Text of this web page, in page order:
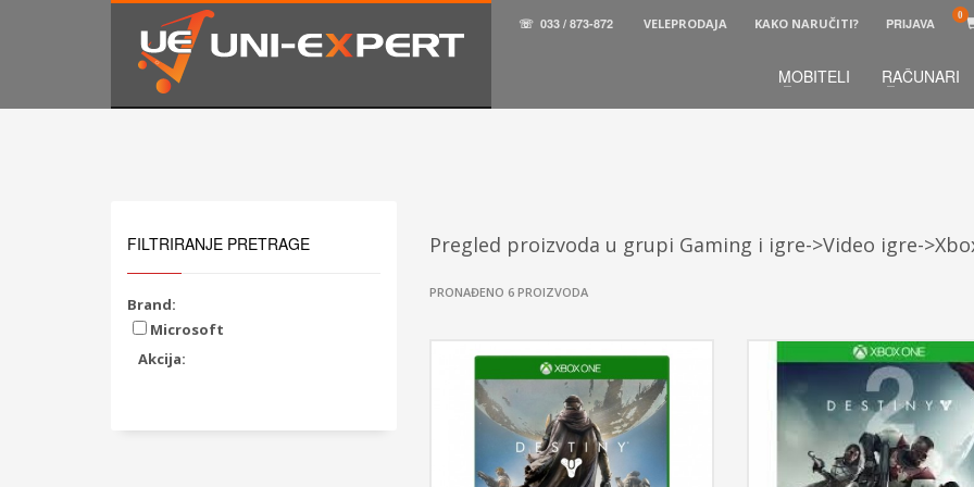
KAKO NARUČITI
Prijavite se ili registrujte.
☏ 033 / 873-872 VELEPRODAJA KAKO NARUČITI? PRIJAVA
MOBITELI RAČUNARI
Pregled proizvoda u grupi Gaming i igre->Video igre-
PRONAĐENO 6 PROIZVODA
FILTRIRANJE PRETRAGE
Brand:
Microsoft
Akcija: